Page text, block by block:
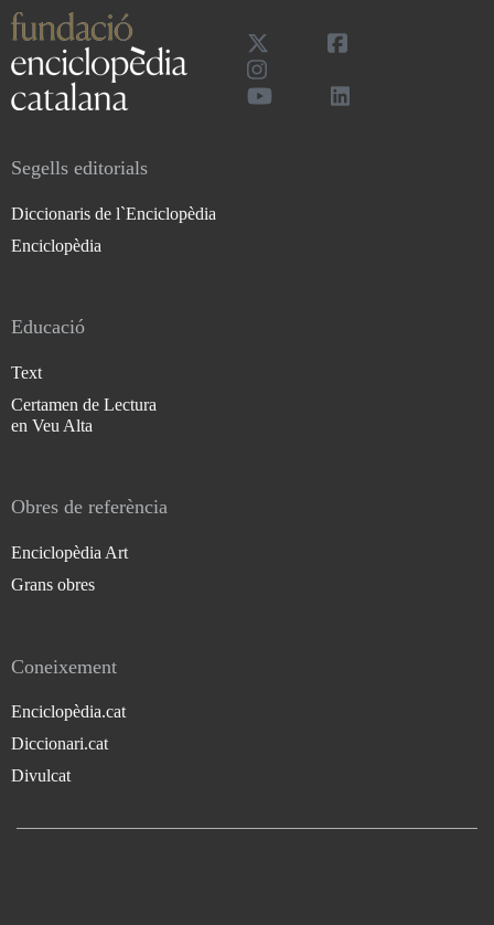
Segells editorials
Diccionaris de l`Enciclopèdia
Enciclopèdia
Educació
Text
Certamen de Lectura
en Veu Alta
Obres de referència
Enciclopèdia Art
Grans obres
Coneixement
Enciclopèdia.cat
Diccionari.cat
Divulcat